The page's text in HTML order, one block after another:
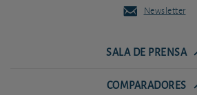
Newsletter
SALA DE PRENSA
COMPARADORES